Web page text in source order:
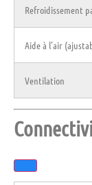
Refroidissement
Aide à l’air
Ventilation